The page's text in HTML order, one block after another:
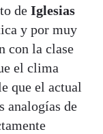
de Iglesias
y por muy
con la clase
el clima
que el actual
analogías de